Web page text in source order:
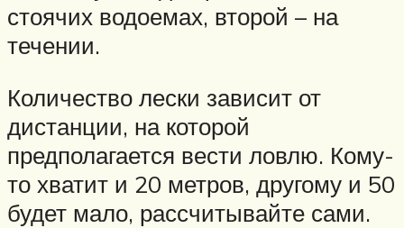
стоячих водоемах, второй – на
течении.
Количество лески зависит от
дистанции, на которой
предполагается вести ловлю. Кому-
то хватит и 20 метров, другому и 50
будет мало, рассчитывайте сами.